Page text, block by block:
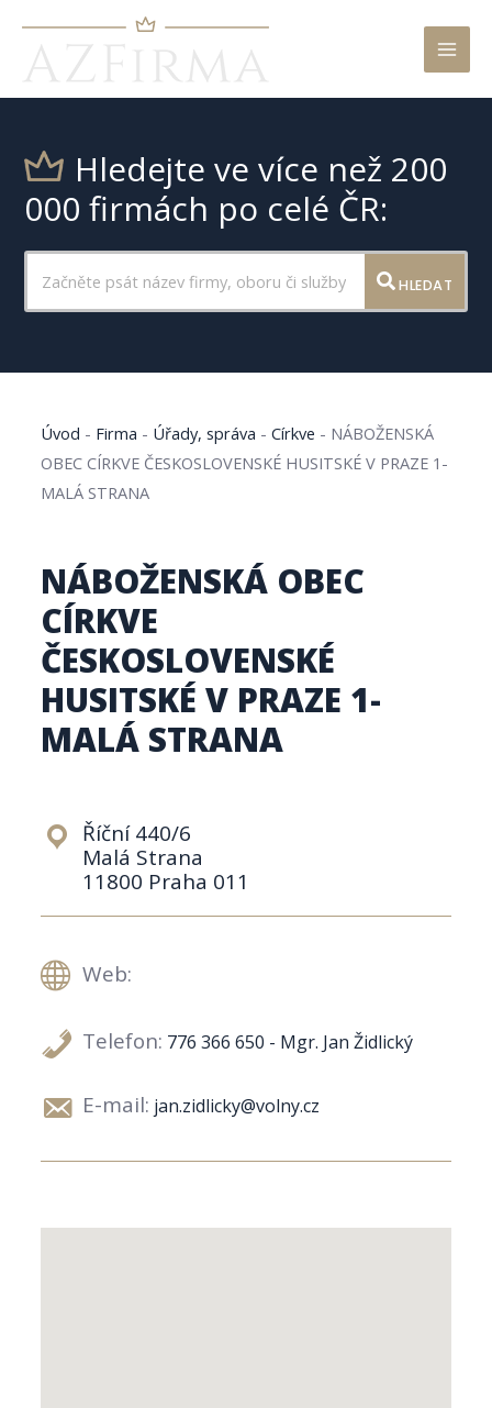
Hledejte ve více než 200
000 firmách po celé ČR:
HLEDAT
Úvod - Firma - Úřady, správa -Církve - NÁBOŽENSKÁ
OBEC CÍRKVE ČESKOSLOVENSKÉ HUSITSKÉ V PRAZE 1-
MALÁ STRANA
NÁBOŽENSKÁ OBEC
CÍRKVE
ČESKOSLOVENSKÉ
HUSITSKÉ V PRAZE 1-
MALÁ STRANA
Říční 440/6
Malá Strana
11800 Praha 011
Web:
Telefon: 776 366 650 - Mgr. Jan Židlický
E-mail: jan.zidlicky@volny.cz